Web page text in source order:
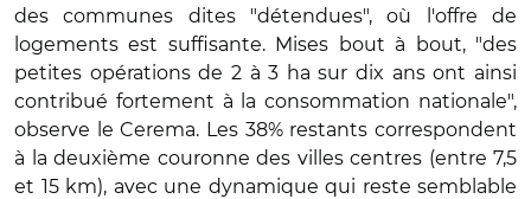
des communes dites "détendues", où l'offre de
logements est suffisante. Mises bout à bout, "des
petites opérations de 2 à 3 ha sur dix ans ont ainsi
contribué fortement à la consommation nationale",
observe le Cerema. Les 38% restants correspondent
à la deuxième couronne des villes centres (entre 7,5
et 15 km), avec une dynamique qui reste semblable